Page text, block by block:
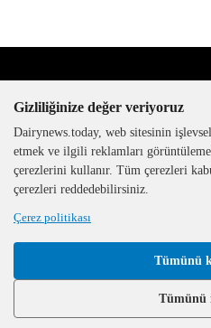
The DairyNews, tüm hakları
saklıdır, 2000-2026
Gizliliğinize değer veriyoruz
Dairynews.today, web sitesinin
etmek ve ilgili reklamları
çerezlerini kullanır. Tüm çerezleri
çerezleri reddedebilirsiniz.
Çerez politikası
Tümünü
Tümünü